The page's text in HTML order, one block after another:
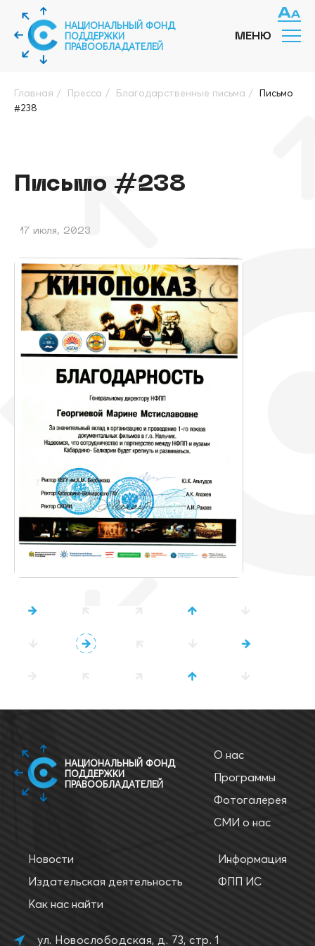
НАЦИОНАЛЬНЫЙ ФОНД
ПОДДЕРЖКИ
ПРАВООБЛАДАТЕЛЕЙ
МЕНЮ
Главная / Пресса / Благодарственные письма / Письмо
#238
Письмо #238
17 июля, 2023
НАЦИОНАЛЬНЫЙ ФОНД
ПОДДЕРЖКИ
ПРАВООБЛАДАТЕЛЕЙ
О нас
Программы
Фотогалерея
СМИ о нас
Новости
Издательская деятельность
Как нас найти
Информация
ФПП ИС
ул. Новослободская, д. 73, стр. 1